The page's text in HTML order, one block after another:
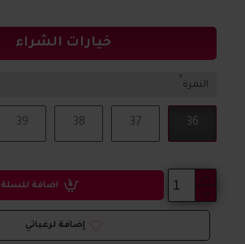
خيارات الشراء
النمرة
36
37
38
39
اضافة للسلة
إضافة لرغباتي